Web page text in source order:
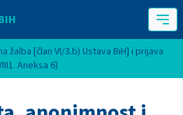
žalba [član VI/3.b) Ustava BiH] i prijava
Aneksa 6)